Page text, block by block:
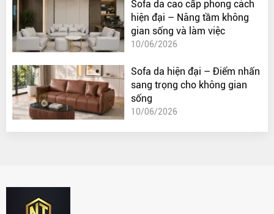
Sofa da cao cấp phong cách
hiện đại – Nâng tầm không
gian sống và làm việc
10/06/2026
Sofa da hiện đại – Điểm nhấn
sang trọng cho không gian
sống
10/06/2026